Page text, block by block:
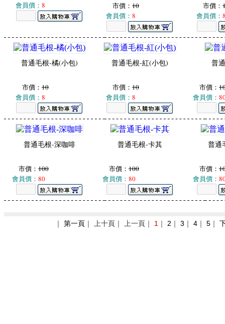
會員價： 8 市價： 10
會員價： 8
市價：
會員價：
普通毛根-橘(小包)
市價： 10
會員價： 8
普通毛根-紅(小包)
市價： 10
會員價： 8
普
市價：
會員價：
普通毛根-深咖啡
市價： 100
會員價： 80
普通毛根-卡其
市價： 100
會員價： 80
普通
市價：
會員價：
｜ 第一頁 ｜ 上十頁｜ 上一頁｜ 1 ｜ 2 ｜ 3 ｜ 4 ｜ 5 ｜